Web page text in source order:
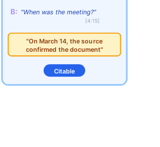
B: "When was the meeting?"
[4:15]
"On March 14, the source
confirmed the document"
Citable